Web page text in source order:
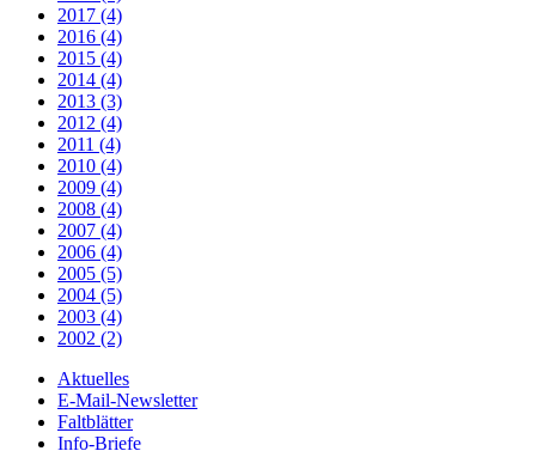
2017 (4)
2016 (4)
2015 (4)
2014 (4)
2013 (3)
2012 (4)
2011 (4)
2010 (4)
2009 (4)
2008 (4)
2007 (4)
2006 (4)
2005 (5)
2004 (5)
2003 (4)
2002 (2)
Aktuelles
E-Mail-Newsletter
Faltblätter
Info-Briefe